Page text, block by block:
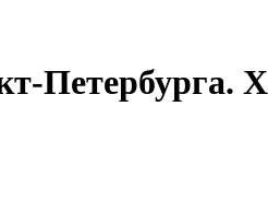
Петербурга.